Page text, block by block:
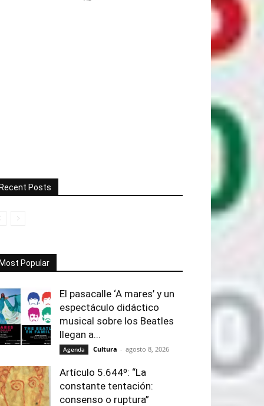
Posts
Popular
El pasacalle ‘A mares’ y un
espectáculo didáctico
musical sobre los Beatles
llegan a...
Agenda Cultura - agosto 8, 2026
Artículo 5.644º: “La
constante tentación:
consenso o ruptura”